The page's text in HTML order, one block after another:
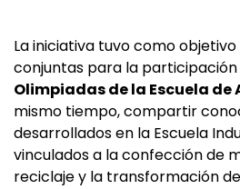
La iniciativa tuvo como
conjuntas para la participación
Olimpiadas de la Escuela
mismo tiempo, compartir
desarrollados en la Escuela
vinculados a la confección de
reciclaje y la transformación